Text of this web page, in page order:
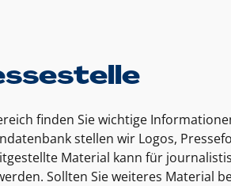
finden Sie wichtige
stellen wir Logos,
Material kann für
Sollten Sie weiteres Material